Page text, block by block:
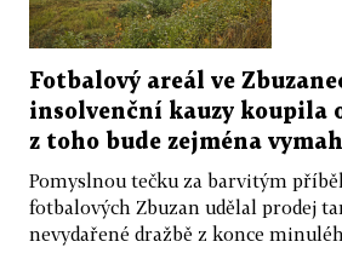
Fotbalový areál ve
insolvenční kauzy koupila
z toho bude zejména
Pomyslnou tečku za barvitým
fotbalových Zbuzan udělal prodej
nevydařené dražbě z konce